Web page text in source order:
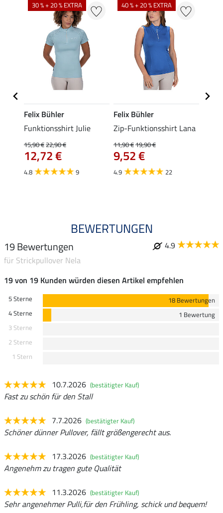
30 % + 20 % EXTRA
Felix Bühler
Funktionsshirt Julie
15,90 €22,90 €
12,72 €
4.8 9
40 % + 20 % EXTRA
Felix Bühler
Zip-Funktionsshirt Lana
11,90 €19,90 €
9,52 €
4.9 22
BEWERTUNGEN
19 Bewertungen
4.9
für Strickpullover Nela
19 von 19 Kunden würden diesen Artikel empfehlen
5 Sterne
18 Bewertungen
4 Sterne
1 Bewertung
3 Sterne
2 Sterne
1 Stern
10.7.2026 (bestätigter Kauf)
Fast zu schön für den Stall
7.7.2026 (bestätigter Kauf)
Schöner dünner Pullover, fällt größengerecht aus.
17.3.2026 (bestätigter Kauf)
Angenehm zu tragen gute Qualität
11.3.2026 (bestätigter Kauf)
Sehr angenehmer Pulli,für den Frühling, schick und bequem!